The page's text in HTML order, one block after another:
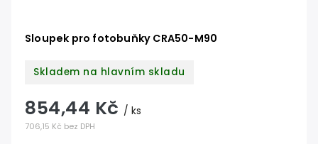
Sloupek pro fotobuňky CRA50-M90
Skladem na hlavním skladu
706,15 Kč bez DPH
854,44 Kč / ks